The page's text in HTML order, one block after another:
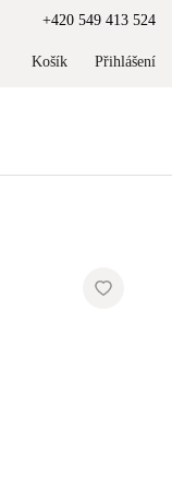
+420 549 413 524
Košík Přihlášení